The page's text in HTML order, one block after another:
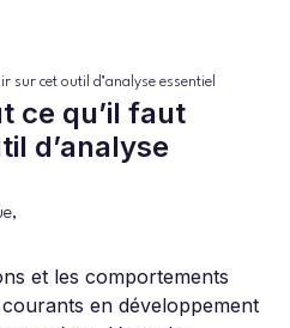
sur cet outil d’analyse essentiel
ce qu’il faut
d’analyse
,
et les comportements
en développement